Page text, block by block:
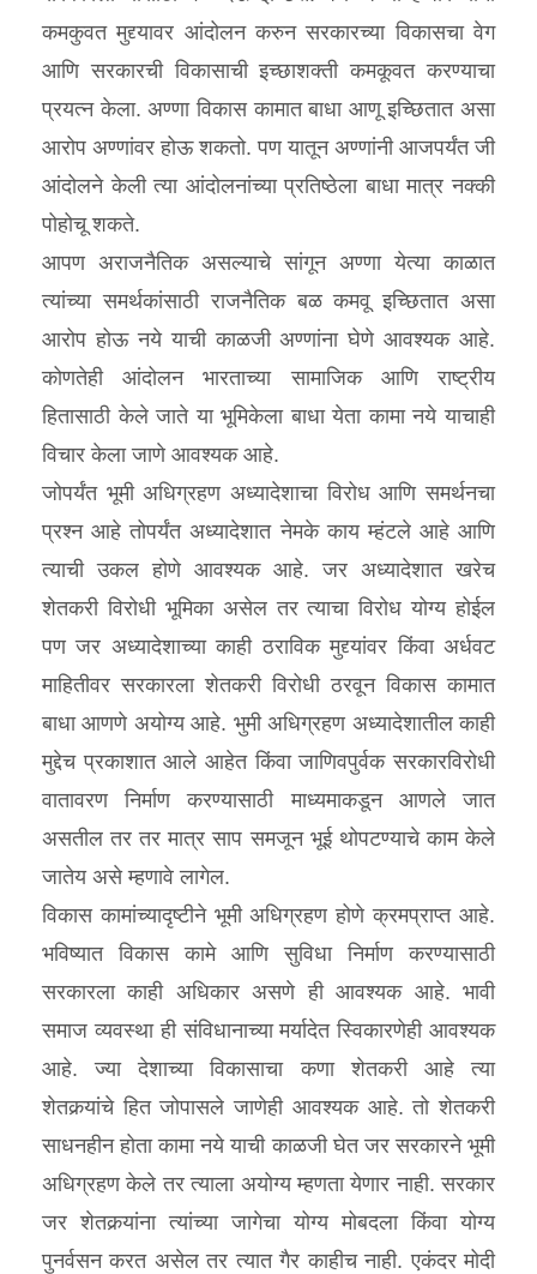
कमकुवत मुद्द्यावर आंदोलन करुन सरकारच्या विकासचा वेग
आणि सरकारची विकासाची इच्छाशक्ती कमकूवत करण्याचा
प्रयत्न केला. अण्णा विकास कामात बाधा आणू इच्छितात असा
आरोप अण्णांवर होऊ शकतो. पण यातून अण्णांनी आजपर्यंत जी
आंदोलने केली त्या आंदोलनांच्या प्रतिष्ठेला बाधा मात्र नक्की
पोहोचू शकते.
आपण अराजनैतिक असल्याचे सांगून अण्णा येत्या काळात
त्यांच्या समर्थकांसाठी राजनैतिक बळ कमवू इच्छितात असा
आरोप होऊ नये याची काळजी अण्णांना घेणे आवश्यक आहे.
कोणतेही आंदोलन भारताच्या सामाजिक आणि राष्ट्रीय
हितासाठी केले जाते या भूमिकेला बाधा येता कामा नये याचाही
विचार केला जाणे आवश्यक आहे.
जोपर्यंत भूमी अधिग्रहण अध्यादेशाचा विरोध आणि समर्थनचा
प्रश्‍न आहे तोपर्यंत अध्यादेशात नेमके काय म्हंटले आहे आणि
त्याची उकल होणे आवश्यक आहे. जर अध्यादेशात खरेच
शेतकरी विरोधी भूमिका असेल तर त्याचा विरोध योग्य होईल
पण जर अध्यादेशाच्या काही ठराविक मुद्द्यांवर किंवा अर्धवट
माहितीवर सरकारला शेतकरी विरोधी ठरवून विकास कामात
बाधा आणणे अयोग्य आहे. भुमी अधिग्रहण अध्यादेशातील काही
मुद्देच प्रकाशात आले आहेत किंवा जाणिवपुर्वक सरकारविरोधी
वातावरण निर्माण करण्यासाठी माध्यमाकडून आणले जात
असतील तर तर मात्र साप समजून भूई थोपटण्याचे काम केले
जातेय असे म्हणावे लागेल.
विकास कामांच्यादृष्टीने भूमी अधिग्रहण होणे क्रमप्राप्त आहे.
भविष्यात विकास कामे आणि सुविधा निर्माण करण्यासाठी
सरकारला काही अधिकार असणे ही आवश्यक आहे. भावी
समाज व्यवस्था ही संविधानाच्या मर्यादेत स्विकारणेही आवश्यक
आहे. ज्या देशाच्या विकासाचा कणा शेतकरी आहे त्या
शेतकर्‍यांचे हित जोपासले जाणेही आवश्यक आहे. तो शेतकरी
साधनहीन होता कामा नये याची काळजी घेत जर सरकारने भूमी
अधिग्रहण केले तर त्याला अयोग्य म्हणता येणार नाही. सरकार
जर शेतकर्‍यांना त्यांच्या जागेचा योग्य मोबदला किंवा योग्य
पुनर्वसन करत असेल तर त्यात गैर काहीच नाही. एकंदर मोदी